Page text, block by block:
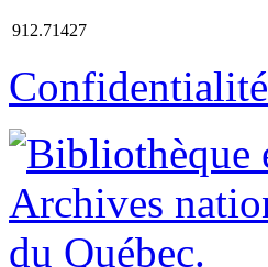
912.71427
Confidentialité